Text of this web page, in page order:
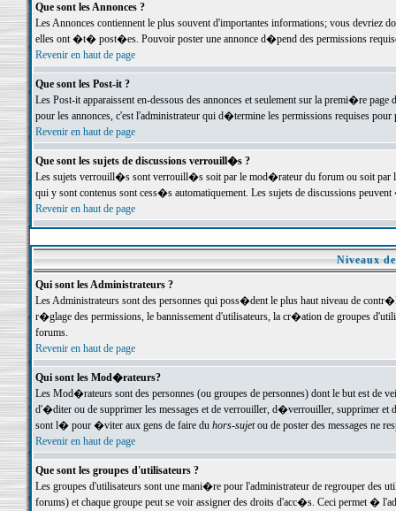
Que sont les Annonces ?
Les Annonces contiennent le plus souvent d'importantes informations; vous devriez
elles ont �t� post�es. Pouvoir poster une annonce d�pend des permissions
Revenir en haut de page
Que sont les Post-it ?
Les Post-it apparaissent en-dessous des annonces et seulement sur la premi�re
pour les annonces, c'est l'administrateur qui d�termine les permissions requises pour
Revenir en haut de page
Que sont les sujets de discussions verrouill�s ?
Les sujets verrouill�s sont verrouill�s soit par le mod�rateur du forum ou soit par
qui y sont contenus sont cess�s automatiquement. Les sujets de discussions
Revenir en haut de page
Niveaux
Qui sont les Administrateurs ?
Les Administrateurs sont des personnes qui poss�dent le plus haut niveau de
r�glage des permissions, le bannissement d'utilisateurs, la cr�ation de groupes
forums.
Revenir en haut de page
Qui sont les Mod�rateurs?
Les Mod�rateurs sont des personnes (ou groupes de personnes) dont le but est de
d'�diter ou de supprimer les messages et de verrouiller, d�verrouiller, supprimer
sont l� pour �viter aux gens de faire du hors-sujetou de poster des messages ne
Revenir en haut de page
Que sont les groupes d'utilisateurs ?
Les groupes d'utilisateurs sont une mani�re pour l'administrateur de regrouper des
forums) et chaque groupe peut se voir assigner des droits d'acc�s. Ceci permet